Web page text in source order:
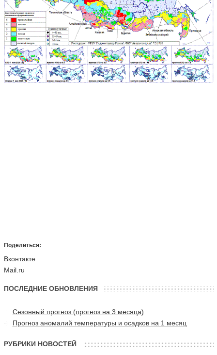
Поделиться:
Вконтакте
Mail.ru
ПОСЛЕДНИЕ ОБНОВЛЕНИЯ
Сезонный прогноз (прогноз на 3 месяца)
Прогноз аномалий температуры и осадков на 1 месяц
РУБРИКИ НОВОСТЕЙ